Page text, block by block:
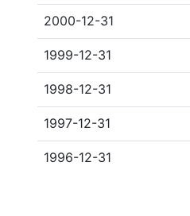
2000-12-31
1999-12-31
1998-12-31
1997-12-31
1996-12-31